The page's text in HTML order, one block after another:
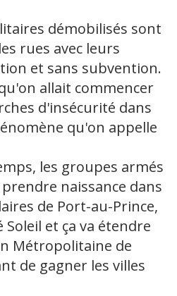
démobilisés sont
rues avec leurs
et sans subvention.
allait commencer
d'insécurité dans
qu'on appelle
les groupes armés
naissance dans
de Port-au-Prince,
Soleil et ça va étendre
Métropolitaine de
de gagner les villes